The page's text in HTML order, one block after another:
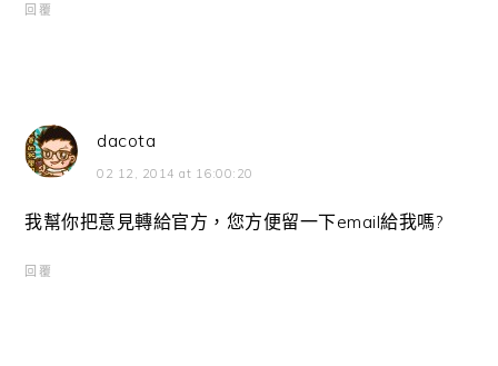
回覆
dacota
02 12, 2014 at 16:00:20
我幫你把意見轉給官方，您方便留一下email給我嗎?
回覆